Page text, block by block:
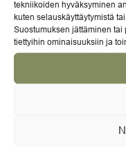
tekniikoiden hyväksyminen
kuten selauskäyttäytymistä
Suostumuksen jättäminen
tiettyihin ominaisuuksiin ja
ISTUTTAMINEN
Vahvistuneet taimet
toukokuun 1/2-välin
istutat avomaalle, niin
paikka. On hyvä
hallaharsolla, joka